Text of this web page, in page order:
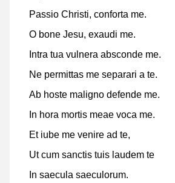
Passio Christi, conforta me.
O bone Jesu, exaudi me.
Intra tua vulnera absconde me.
Ne permittas me separari a te.
Ab hoste maligno defende me.
In hora mortis meae voca me.
Et iube me venire ad te,
Ut cum sanctis tuis laudem te
In saecula saeculorum.